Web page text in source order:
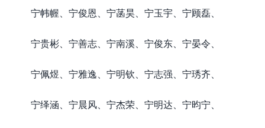
宁帏幄、宁俊恩、宁菡昊、宁玉宇、宁顾磊、
宁贵彬、宁善志、宁南溪、宁俊东、宁晏令、
宁佩煜、宁雅逸、宁明钦、宁志强、宁琇齐、
宁绎涵、宁晨风、宁杰荣、宁明达、宁昀宁、